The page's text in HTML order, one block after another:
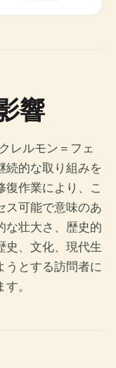
響
レルモン＝フェ
続的な取り組みを
復作業により、こ
ス可能で意味のあ
な壮大さ、歴史的
史、文化、現代生
うとする訪問者に
。